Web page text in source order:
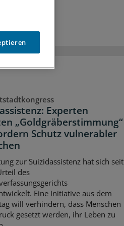
Experten
„Goldgräberstimmung“
Schutz vulnerabler
zur Suizidassistenz hat sich seit
des
Eine Initiative aus dem
will verhindern, dass Menschen
gesetzt werden, ihr Leben zu